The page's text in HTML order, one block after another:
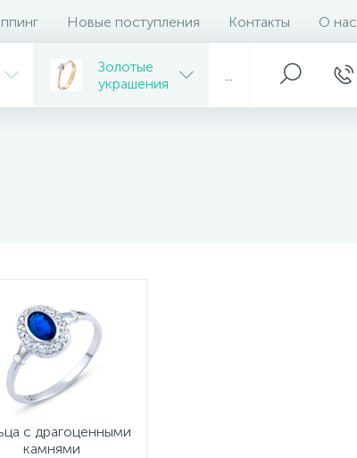
Новые поступления Контакты О нас
Золотые
украшения
с драгоценными
камнями